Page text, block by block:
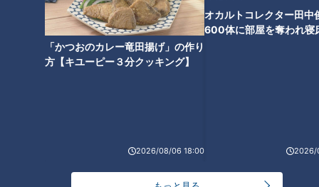
「かつおのカレー竜田揚げ」の作り
方【キユーピー３分クッキング】
2026/08/06 18:00
オカルトコレクター田中
600体に部屋を奪われ寝
2026/
まで分布広がる… 暑すぎてセミ
が｢夏眠｣を!?
スト事故” 1番の原因はタイヤの
空気圧不足
女性たち でも“疑似恋愛”は御法